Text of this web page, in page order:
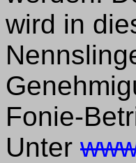
wird in
Fonie-
Unter